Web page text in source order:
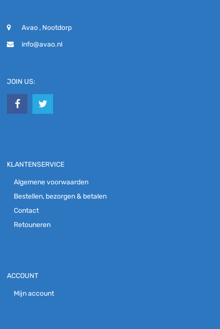
Avao , Nootdorp
info@avao.nl
JOIN US:
KLANTENSERVICE
Algemene voorwaarden
Bestellen, bezorgen & betalen
Contact
Retouneren
ACCOUNT
Mijn account